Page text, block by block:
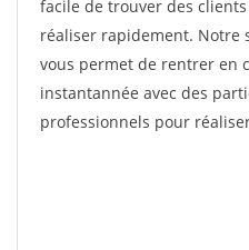
facile de trouver des
réaliser rapidement. Notre
vous permet de rentrer en
instantannée avec des
professionnels pour